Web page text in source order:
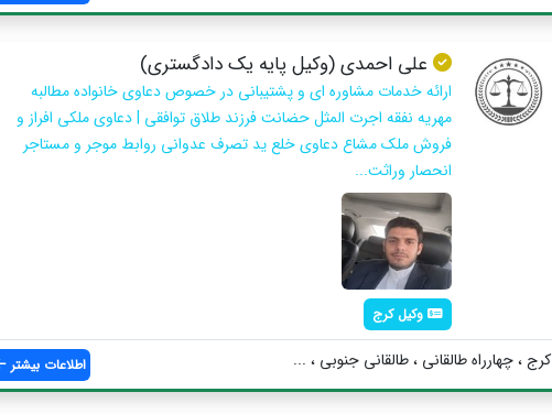
علی احمدی (وکیل پایه یک دادگستری)
ارائه خدمات مشاوره ای و پشتیبانی در خصوص دعاوی خانواده مطالبه
مهریه نفقه اجرت المثل حضانت فرزند طلاق توافقی | دعاوی ملکی افراز و
فروش ملک مشاع دعاوی خلع ید تصرف عدوانی روابط موجر و مستاجر
انحصار وراثت...
وکیل کرج
کرج ، چهارراه طالقانی ، طالقانی جنوبی ، ... اطلاعات بیشتر